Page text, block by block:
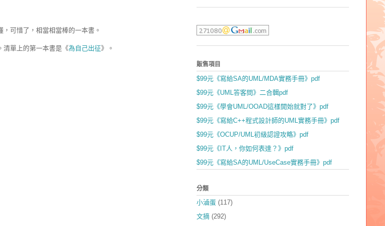
可惜了，相當相當棒的一本書。
清單上的第一本書是《為自己出征》。
販售項目
$99元《寫給SA的UML/MDA實務手冊》pdf
$99元《UML答客問》二合輯pdf
$99元《學會UML/OOAD這樣開始就對了》pdf
$99元《寫給C++程式設計師的UML實務手冊》pdf
$99元《OCUP/UML初級認證攻略》pdf
$99元《IT人，你如何表達？》pdf
$99元《寫給SA的UML/UseCase實務手冊》pdf
分類
小滷蛋 (117)
文摘 (292)